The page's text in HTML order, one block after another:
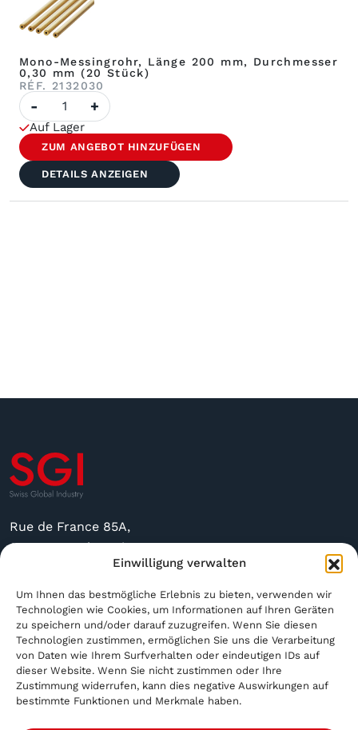
Einwilligung verwalten
Um Ihnen das bestmögliche Erlebnis zu bieten, verwenden wir
Technologien wie Cookies, um Informationen auf Ihren Geräten
zu speichern und/oder darauf zuzugreifen. Wenn Sie diesen
Technologien zustimmen, ermöglichen Sie uns die Verarbeitung
von Daten wie Ihrem Surfverhalten oder eindeutigen IDs auf
dieser Website. Wenn Sie nicht zustimmen oder Ihre
Zustimmung widerrufen, kann dies negative Auswirkungen auf
bestimmte Funktionen und Merkmale haben.
Mono-Messingrohr, Länge 200 mm, Durchmesser
0,30 mm (20 Stück)
RÉF. 2132030
Menge:
Messingrohr,
einlagig,
Länge
200
mm,
Durchmesser
0,30
mm
- +
Auf Lager
ZUM ANGEBOT HINZUFÜGEN
DETAILS ANZEIGEN
Rue de France 85A,
2400 Le Locle, Suisse
+41 79 591 4756
Geöffnet von Montag bis Freitag von 8:30 bis 16:00
Uhr
Samstags und sonntags geschlossen